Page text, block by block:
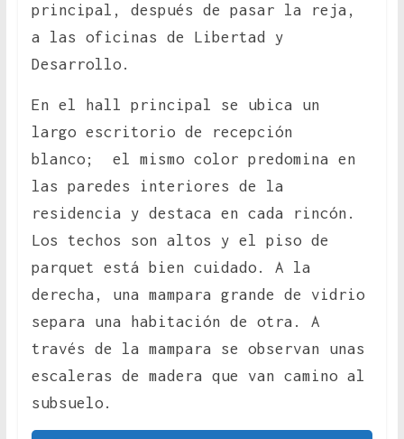
principal, después de pasar la reja,
a las oficinas de Libertad y
Desarrollo.
En el hall principal se ubica un
largo escritorio de recepción
blanco; el mismo color predomina en
las paredes interiores de la
residencia y destaca en cada rincón.
Los techos son altos y el piso de
parquet está bien cuidado. A la
derecha, una mampara grande de vidrio
separa una habitación de otra. A
través de la mampara se observan unas
escaleras de madera que van camino al
subsuelo.